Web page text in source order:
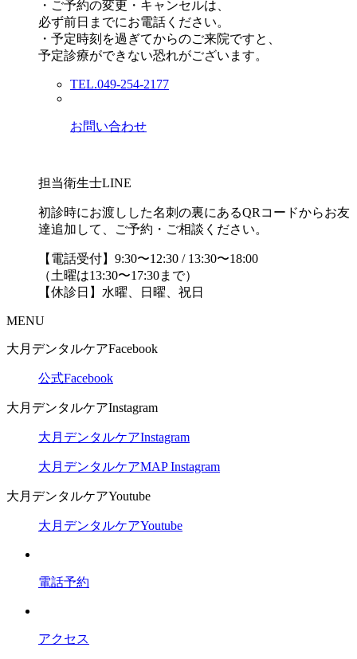
・ご予約の変更・キャンセルは、
必ず前日までにお電話ください。
・予定時刻を過ぎてからのご来院ですと、
予定診療ができない恐れがございます。
TEL.049-254-2177
お問い合わせ
担当衛生士LINE
初診時にお渡しした名刺の裏にあるQRコードからお友
達追加して、ご予約・ご相談ください。
【電話受付】9:30〜12:30 / 13:30〜18:00
（土曜は13:30〜17:30まで）
【休診日】水曜、日曜、祝日
MENU
大月デンタルケアFacebook
公式Facebook
大月デンタルケアInstagram
大月デンタルケアInstagram
大月デンタルケアMAP Instagram
大月デンタルケアYoutube
大月デンタルケアYoutube
電話予約
アクセス